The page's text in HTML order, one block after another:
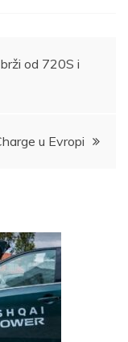
od 720S i
u Evropi